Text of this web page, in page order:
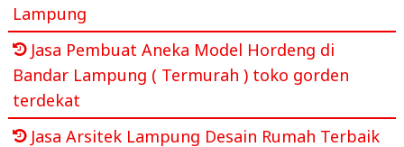
Lampung
Jasa Pembuat Aneka Model Hordeng di
Bandar Lampung ( Termurah ) toko gorden
terdekat
Jasa Arsitek Lampung Desain Rumah Terbaik